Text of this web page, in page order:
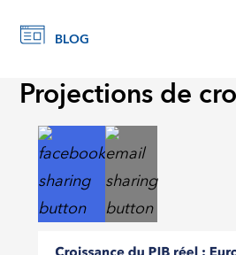
BLOG
Projections de